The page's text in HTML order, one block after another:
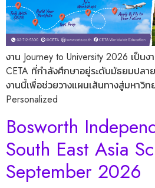
งาน Journey to University 2026 เป็น
CETA ที่กำลังศึกษาอยู่ระดับมัธยมปลา
งานนี้เพื่อช่วยวางแผนเส้นทางสู่มหาวิ
Personalized
Bosworth
South East Asia
September 2026